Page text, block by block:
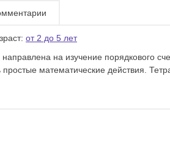
от 2 до 5 лет
направлена на изучение порядкового
математические действия.